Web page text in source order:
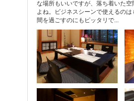
な場所もいいですが、落ち着いた
よね。ビジネスシーンで使えるの
間を過ごすのにもピッタリで...